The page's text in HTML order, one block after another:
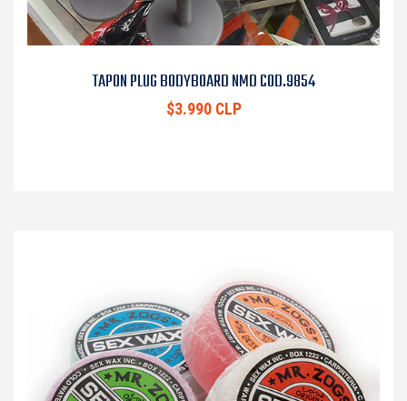
TAPON PLUG BODYBOARD NMD COD.9854
$3.990 CLP